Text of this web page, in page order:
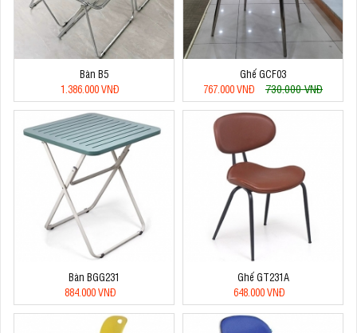
Bàn B5
1.386.000 VNĐ
Ghế GCF03
767.000 VNĐ
730.000 VNĐ
Bàn BGG231
884.000 VNĐ
Ghế GT231A
648.000 VNĐ